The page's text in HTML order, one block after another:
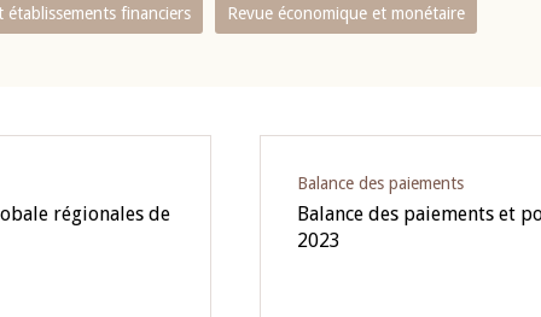
financiers Revue économique et monétaire
régionales de
Balance des paiements
Balance des paiements et
2023